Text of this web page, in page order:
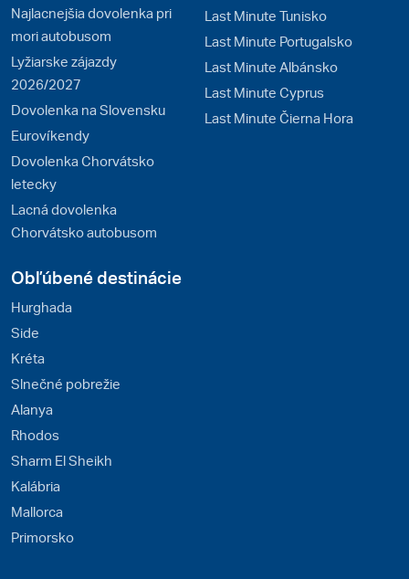
Najlacnejšia dovolenka pri
mori autobusom
Lyžiarske zájazdy
2026/2027
Dovolenka na Slovensku
Eurovíkendy
Dovolenka Chorvátsko
letecky
Lacná dovolenka
Chorvátsko autobusom
Last Minute Tunisko
Last Minute Portugalsko
Last Minute Albánsko
Last Minute Cyprus
Last Minute Čierna Hora
Obľúbené destinácie
Hurghada
Side
Kréta
Slnečné pobrežie
Alanya
Rhodos
Sharm El Sheikh
Kalábria
Mallorca
Primorsko